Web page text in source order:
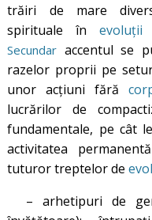
trăiri de mare
spirituale în evoluții
Secundar accentul se
razelor proprii pe
unor acțiuni fără
lucrărilor de
fundamentale, pe cât
activitatea
tuturor treptelor de
– arhetipuri de